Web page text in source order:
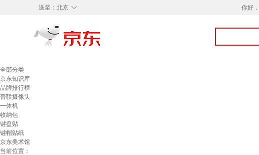
◇
送至： 北京 你好，
全部分类
京东知识库
品牌排行榜
普联摄像头
一体机
收纳包
键盘贴
键帽贴纸
京东美术馆
当前位置：